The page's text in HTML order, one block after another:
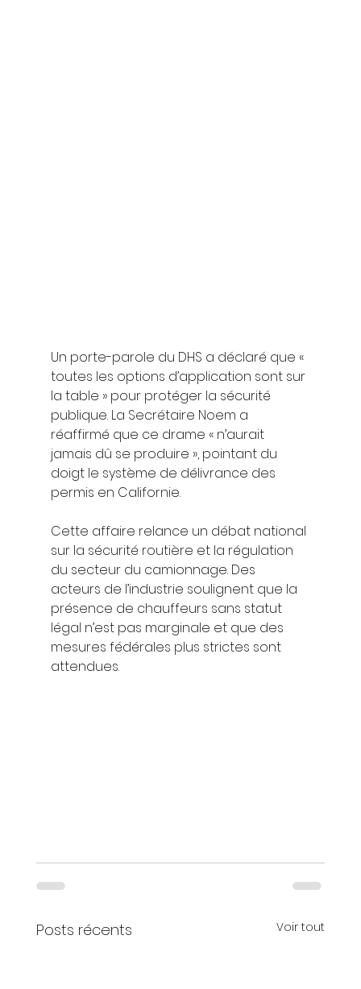
Un porte-parole du DHS a déclaré que «
toutes les options d’application sont sur
la table » pour protéger la sécurité
publique. La Secrétaire Noem a
réaffirmé que ce drame « n’aurait
jamais dû se produire », pointant du
doigt le système de délivrance des
permis en Californie.
Cette affaire relance un débat national
sur la sécurité routière et la régulation
du secteur du camionnage. Des
acteurs de l’industrie soulignent que la
présence de chauffeurs sans statut
légal n’est pas marginale et que des
mesures fédérales plus strictes sont
attendues.
Posts récents Voir tout